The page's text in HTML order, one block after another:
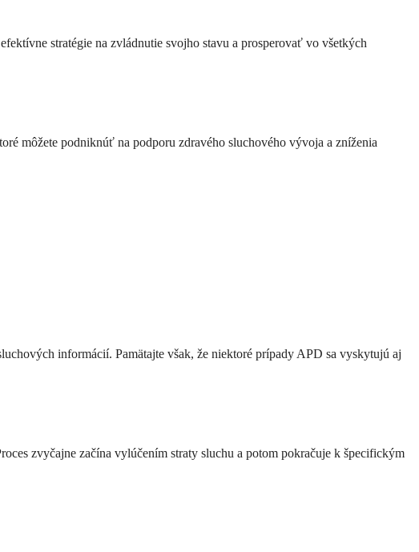
stratégie na zvládnutie svojho stavu a prosperovať vo všetkých
môžete podniknúť na podporu zdravého sluchového vývoja a zníženia
informácií. Pamätajte však, že niektoré prípady APD sa vyskytujú aj
zvyčajne začína vylúčením straty sluchu a potom pokračuje k špecifickým